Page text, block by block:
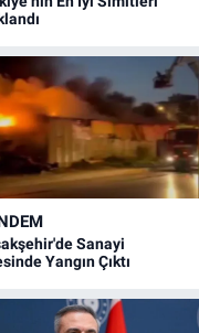
Sanayi
Yangın Çıktı